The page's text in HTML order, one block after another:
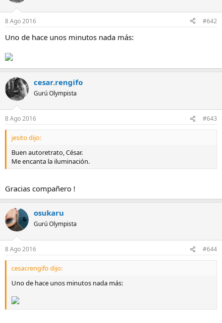
8 Ago 2016 #642
Uno de hace unos minutos nada más:
cesar.rengifo
Gurú Olympista
8 Ago 2016 #643
jesito dijo:
Buen autoretrato, César.
Me encanta la iluminación.
Gracias compañero !
osukaru
Gurú Olympista
8 Ago 2016 #644
cesar.rengifo dijo:
Uno de hace unos minutos nada más: